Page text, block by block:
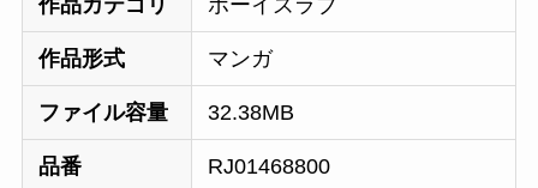
作品形式 マンガ
ファイル容量 32.38MB
品番 RJ01468800